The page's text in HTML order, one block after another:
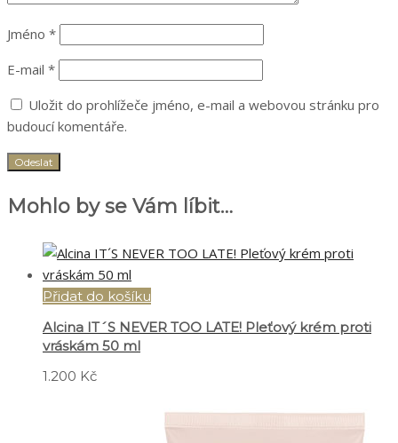
Jméno *
E-mail *
Uložit do prohlížeče jméno, e-mail a webovou stránku pro
budoucí komentáře.
Mohlo by se Vám líbit…
Přidat do košíku
Alcina IT´S NEVER TOO LATE! Pleťový krém proti
vráskám 50 ml
1.200 Kč